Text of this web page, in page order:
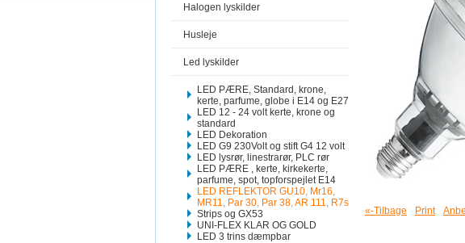
Halogen lyskilder
Husleje
Led lyskilder
LED PÆRE, Standard, krone,
kerte, parfume, globe i E14 og E27
LED 12 - 24 volt kerte, krone og
standard
LED Dekoration
LED G9 230Volt og stift G4 12 volt
LED lysrør, linestrarør, PLC rør
LED PÆRE , kerte, kirkekerte,
parfume, spot, topforspejlet E14
LED REFLEKTOR GU10, Mr16,
MR11, Par 30, Par 38, AR 111, R7s
Strips og GX53
UNI-FLEX KLAR OG GOLD
LED 3 trins dæmpbar
«-Tilbage Print